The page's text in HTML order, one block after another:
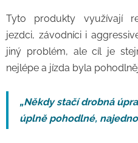
Tyto produkty využívají
jezdci, závodníci i
jiný problém, ale cíl je
nejlépe a jízda byla
„Někdy stačí drobná
úplně pohodlné,